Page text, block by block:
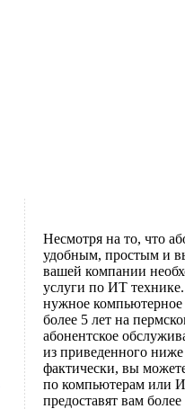
Несмотря на то, что
удобным, простым и
вашей компании
услуги по ИТ технике.
нужное компьютерное
более 5 лет на
абонентское
из приведенного
фактически, вы
по компьютерам или
предоставят вам